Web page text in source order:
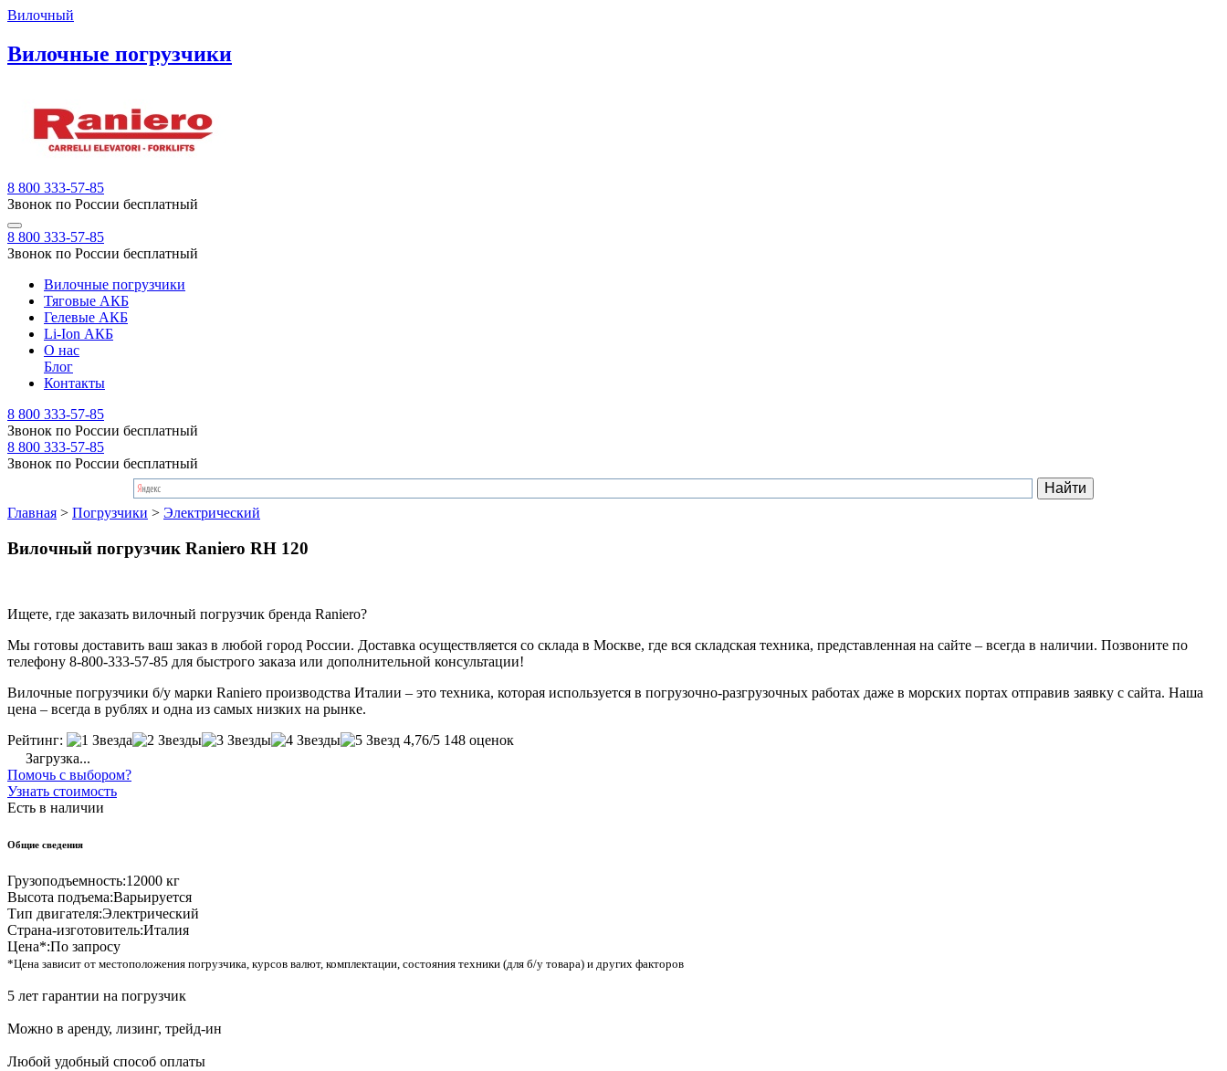
Вилочный
Вилочные погрузчики
8 800 333-57-85
Звонок по России бесплатный
8 800 333-57-85
Звонок по России бесплатный
Вилочные погрузчики
Тяговые АКБ
Гелевые АКБ
Li-Ion АКБ
О нас
Блог
Контакты
8 800 333-57-85
Звонок по России бесплатный
8 800 333-57-85
Звонок по России бесплатный
Главная > Погрузчики > Электрический
Вилочный погрузчик Raniero RH 120
Ищете, где заказать вилочный погрузчик бренда Raniero?
Мы готовы доставить ваш заказ в любой город России. Доставка осуществляется со склада в Москве, где вся складская техника, представленная на сайте – всегда в наличии. Позвоните по
телефону 8-800-333-57-85 для быстрого заказа или дополнительной консультации!
Вилочные погрузчики б/у марки Raniero производства Италии – это техника, которая используется в погрузочно-разгрузочных работах даже в морских портах отправив заявку с сайта. Наша
цена – всегда в рублях и одна из самых низких на рынке.
Рейтинг:
4,76/5 148 оценок
Загрузка...
Помочь с выбором?
Узнать стоимость
Есть в наличии
Общие сведения
Грузоподъемность:12000 кг
Высота подъема:Варьируется
Тип двигателя:Электрический
Страна-изготовитель:Италия
Цена*:По запросу
*Цена зависит от местоположения погрузчика, курсов валют, комплектации, состояния техники (для б/у товара) и других факторов
5 лет гарантии на погрузчик
Можно в аренду, лизинг, трейд-ин
Любой удобный способ оплаты